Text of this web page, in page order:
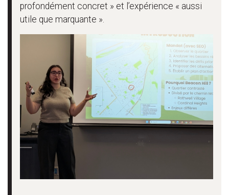
profondément concret » et l’expérience « aussi
utile que marquante ».